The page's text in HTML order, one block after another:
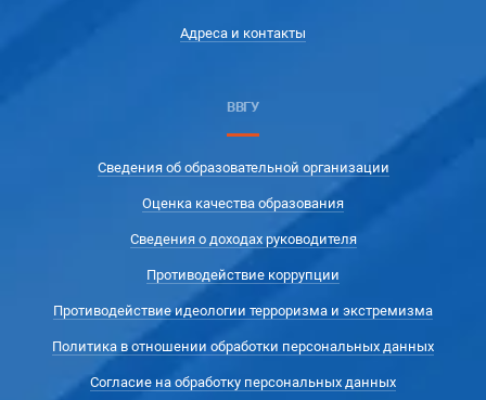
Адреса и контакты
ВВГУ
Сведения об образовательной организации
Оценка качества образования
Сведения о доходах руководителя
Противодействие коррупции
Противодействие идеологии терроризма и экстремизма
Политика в отношении обработки персональных данных
Согласие на обработку персональных данных